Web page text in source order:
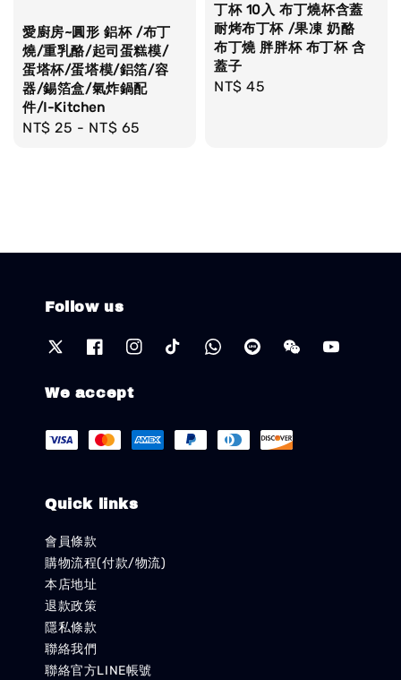
愛廚房~圓形 鋁杯 /布丁
燒/重乳酪/起司蛋糕模/
蛋塔杯/蛋塔模/鋁箔/容
器/錫箔盒/氣炸鍋配
件/I-Kitchen
Regular
NT$ 25 - NT$ 65
丁杯 10入 布丁燒杯含蓋
耐烤布丁杯 /果凍 奶酪
布丁燒 胖胖杯 布丁杯 含
蓋子
Regular
NT$ 45
Follow us
We accept
Quick links
會員條款
購物流程(付款/物流)
本店地址
退款政策
隱私條款
聯絡我們
聯絡官方LINE帳號